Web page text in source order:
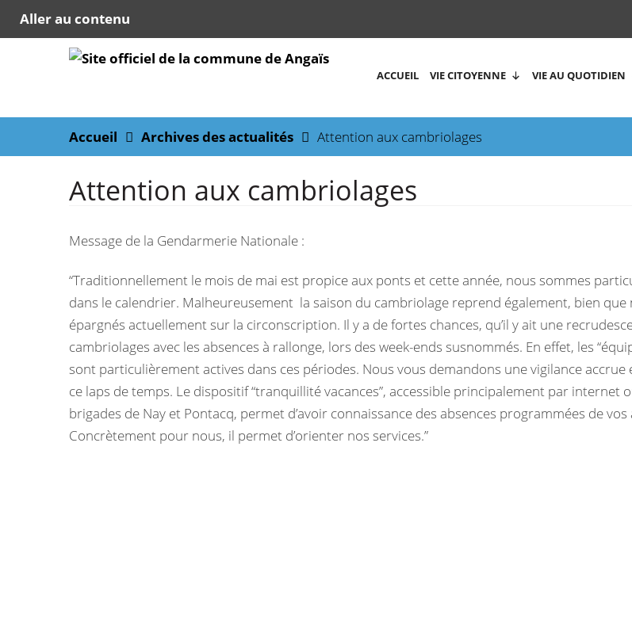
Aller au contenu
ACCUEIL VIE CITOYENNE VIE AU QUOTIDIEN
Accueil Archives des actualités Attention aux cambriolages
Attention aux cambriolages
Message de la Gendarmerie Nationale :
“Traditionnellement le mois de mai est propice aux ponts et cette année, nous sommes
dans le calendrier. Malheureusement la saison du cambriolage reprend également, bien
épargnés actuellement sur la circonscription. Il y a de fortes chances, qu’il y ait une
cambriolages avec les absences à rallonge, lors des week-ends susnommés. En effet, les
sont particulièrement actives dans ces périodes. Nous vous demandons une vigilance
ce laps de temps. Le dispositif “tranquillité vacances”, accessible principalement par internet
brigades de Nay et Pontacq, permet d’avoir connaissance des absences programmées de
Concrètement pour nous, il permet d’orienter nos services.”